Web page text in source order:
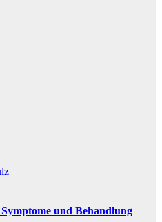
und Behandlung